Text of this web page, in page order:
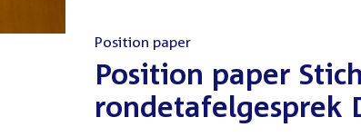
Position paper
:Position paper
rondetafelgesprek